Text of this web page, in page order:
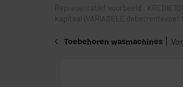
Representatief voorbeeld :
kapitaal (VARIABELE debetrentevoet
Toebehoren wasmachines